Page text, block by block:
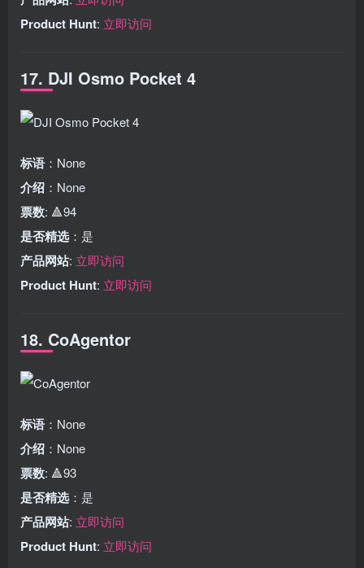
Product Hunt: 立即访问
17. DJI Osmo Pocket 4
标语 ：None
介绍 ：None
票数: 🔺94
是否精选 ：是
产品网站: 立即访问
Product Hunt: 立即访问
18. CoAgentor
标语 ：None
介绍 ：None
票数: 🔺93
是否精选 ：是
产品网站: 立即访问
Product Hunt: 立即访问